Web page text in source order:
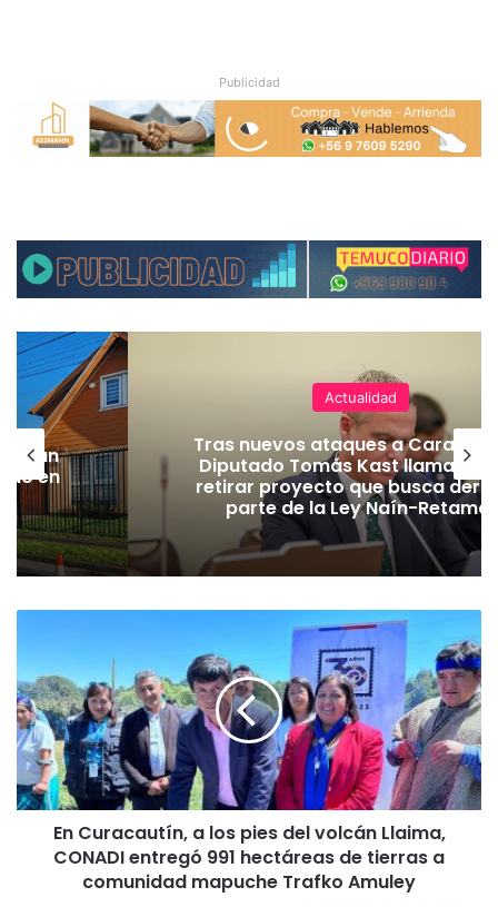
Publicidad
en
Actualidad
Tras nuevos ataques a
Diputado Tomás Kast llama al
retirar proyecto que busca
parte de la Ley Naín-Retamal
u
r
a
a
u
En Curacautín, a los pies del volcán Llaima,
CONADI entregó 991 hectáreas de tierras a
comunidad mapuche Trafko Amuley